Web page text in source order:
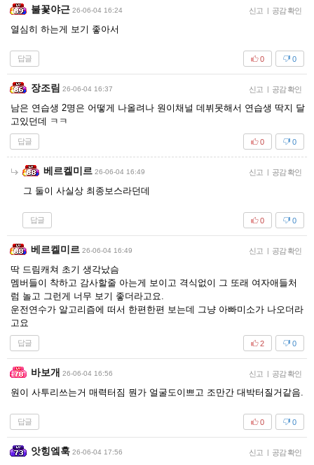
불꽃야근 26-06-04 16:24 신고 | 공감 확인
열심히 하는게 보기 좋아서
답글 0
0
장조림 26-06-04 16:37 신고 | 공감 확인
남은 연습생 2명은 어떻게 나올려나 원이채널 데뷔못해서 연습생 딱지 달
고있던데 ㅋㅋ
답글 0
0
베르켈미르 26-06-04 16:49 신고 | 공감 확인
그 둘이 사실상 최종보스라던데
답글 0
0
베르켈미르 26-06-04 16:49 신고 | 공감 확인
딱 드림캐쳐 초기 생각났슴
멤버들이 착하고 감사할줄 아는게 보이고 격식없이 그 또래 여자애들처
럼 놀고 그런게 너무 보기 좋더라고요.
운전연수가 알고리즘에 떠서 한편한편 보는데 그냥 아빠미소가 나오더라
고요
답글 0
2
바보개 26-06-04 16:56 신고 | 공감 확인
원이 사투리쓰는거 매력터짐 뭔가 얼굴도이쁘고 조만간 대박터질거같음.
답글 0
0
앗힝엨훅 26-06-04 17:56 신고 | 공감 확인